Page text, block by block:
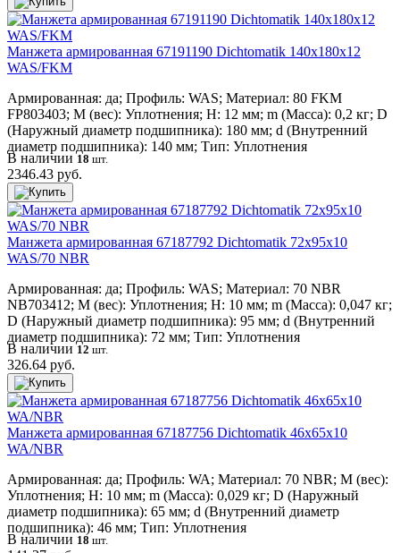
Манжета армированная 67191190 Dichtomatik 140x180x12
WAS/FKM
Армированная: да; Профиль: WAS; Материал: 80 FKM
FP803403; M (вес): Уплотнения; H: 12 мм; m (Масса): 0,2 кг; D
(Наружный диаметр подшипника): 180 мм; d (Внутренний
диаметр подшипника): 140 мм; Тип: Уплотнения
В наличии18 шт.
2346.43 руб.
Манжета армированная 67187792 Dichtomatik 72x95x10
WAS/70 NBR
Армированная: да; Профиль: WAS; Материал: 70 NBR
NB703412; M (вес): Уплотнения; H: 10 мм; m (Масса): 0,047 кг;
D (Наружный диаметр подшипника): 95 мм; d (Внутренний
диаметр подшипника): 72 мм; Тип: Уплотнения
В наличии12 шт.
326.64 руб.
Манжета армированная 67187756 Dichtomatik 46x65x10
WA/NBR
Армированная: да; Профиль: WA; Материал: 70 NBR; M (вес):
Уплотнения; H: 10 мм; m (Масса): 0,029 кг; D (Наружный
диаметр подшипника): 65 мм; d (Внутренний диаметр
подшипника): 46 мм; Тип: Уплотнения
В наличии 18 шт.